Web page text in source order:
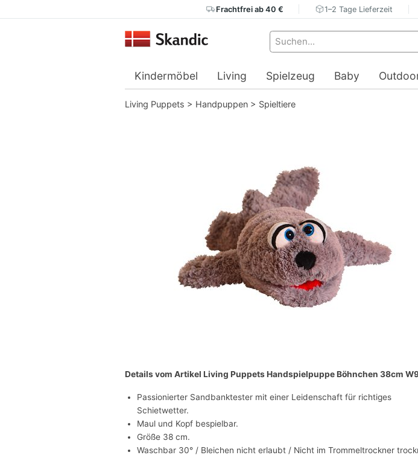
Frachtfrei ab 40 € 1–2 Tage Lieferzeit
Kindermöbel Living Spielzeug Baby
Living Puppets > Handpuppen > Spieltiere
Details vom Artikel Living Puppets Handspielpuppe Böhnchen 38cm
Passionierter Sandbanktester mit einer Leidenschaft für richtiges
Schietwetter.
Maul und Kopf bespielbar.
Größe 38 cm.
Waschbar 30° / Bleichen nicht erlaubt / Nicht im Trommeltrockner